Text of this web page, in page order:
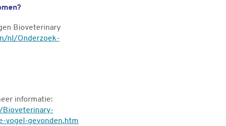
Bioveterinary
nl/Onderzoek-
informatie:
vogel-gevonden.htm